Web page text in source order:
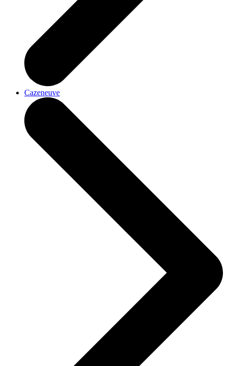
Cazeneuve